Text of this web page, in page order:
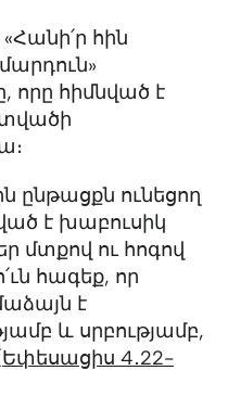
հին
որը հիմնված է
ընթացքն ունեցող
է խաբուսիկ
մտքով ու հոգով
հագեք, որ
է
և սրբությամբ,
Եփեսացիս 4․22-